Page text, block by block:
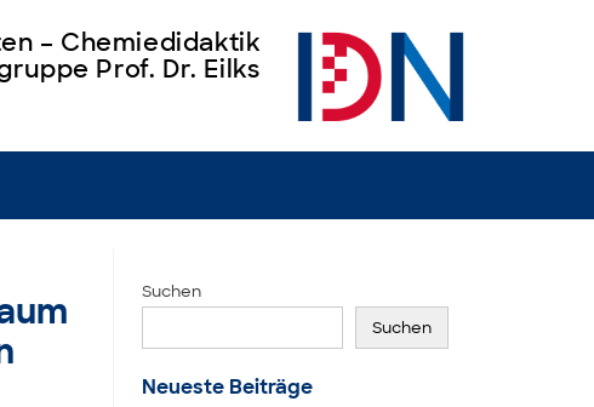
– Chemiedidaktik
Prof. Dr. Eilks
Suchen
Suchen
Neueste Beiträge